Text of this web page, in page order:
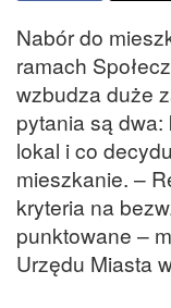
Nabór do
ramach
wzbudza duże
pytania są
lokal i co
mieszkanie. –
kryteria na
punktowane –
Urzędu Miasta